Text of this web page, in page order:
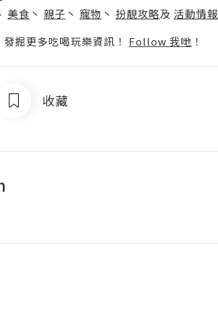
美食 丶 親子 丶 寵物 丶 扮靚攻略及 活動情報
掘更多吃喝玩樂資訊！ Follow 我哋 ！
收藏